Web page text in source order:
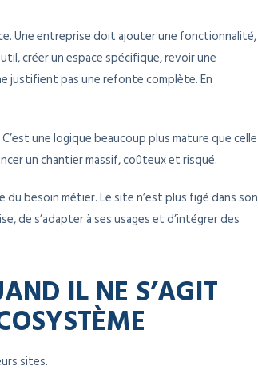
Une entreprise doit ajouter une fonctionnalité,
créer un espace spécifique, revoir une
justifient pas une refonte complète. En
une logique beaucoup plus mature que celle
un chantier massif, coûteux et risqué.
besoin métier. Le site n’est plus figé dans son
de s’adapter à ses usages et d’intégrer des
IL NE S’AGIT
sites.